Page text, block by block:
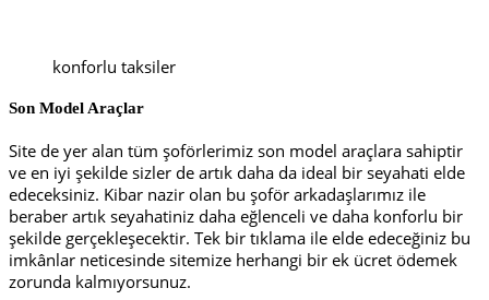
konforlu taksiler
Son Model Araçlar
Site de yer alan tüm şoförlerimiz son model araçlara sahiptir
ve en iyi şekilde sizler de artık daha da ideal bir seyahati elde
edeceksiniz. Kibar nazir olan bu şoför arkadaşlarımız ile
beraber artık seyahatiniz daha eğlenceli ve daha konforlu bir
şekilde gerçekleşecektir. Tek bir tıklama ile elde edeceğiniz bu
imkânlar neticesinde sitemize herhangi bir ek ücret ödemek
zorunda kalmıyorsunuz.